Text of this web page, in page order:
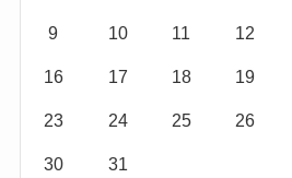
9 10 11 12
16 17 18 19
23 24 25 26
30 31